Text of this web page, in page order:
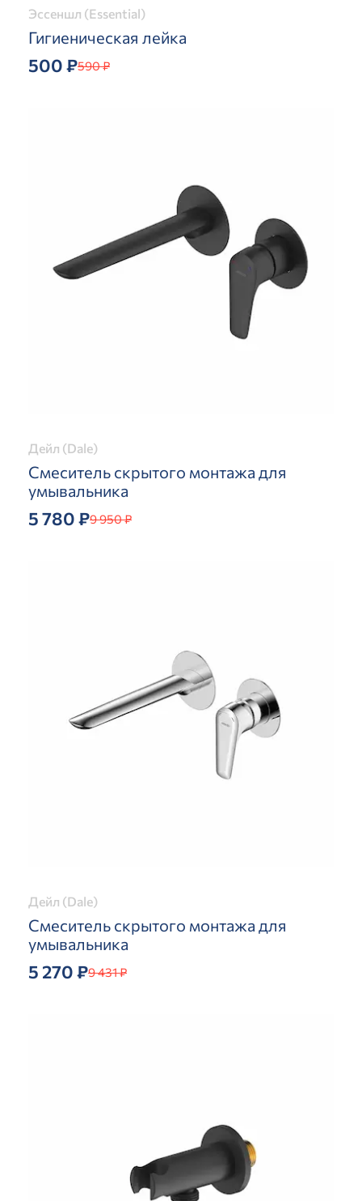
Эссеншл (Essential)
Гигиеническая лейка
500 ₽590 ₽
Дейл (Dale)
Смеситель скрытого монтажа для
умывальника
5 780 ₽9 950 ₽
Дейл (Dale)
Смеситель скрытого монтажа для
умывальника
5 270 ₽9 431 ₽